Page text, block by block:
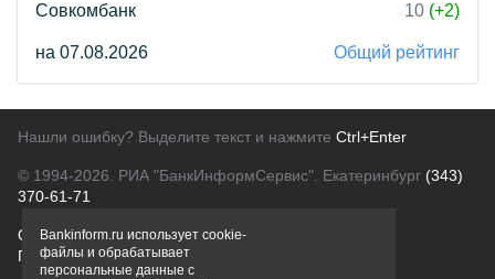
Совкомбанк
10 (+2)
на 07.08.2026 Общий рейтинг
Нашли ошибку? Выделите текст и нажмите Ctrl+Enter
© 1994-2026. РИА "БанкИнформСервис". Екатеринбург (343)
370-61-71
О проектеПолитика конфиденциальности
Правовая информацияДля рекламодателей
Bankinform.ru использует cookie-
файлы и обрабатывает
персональные данные с